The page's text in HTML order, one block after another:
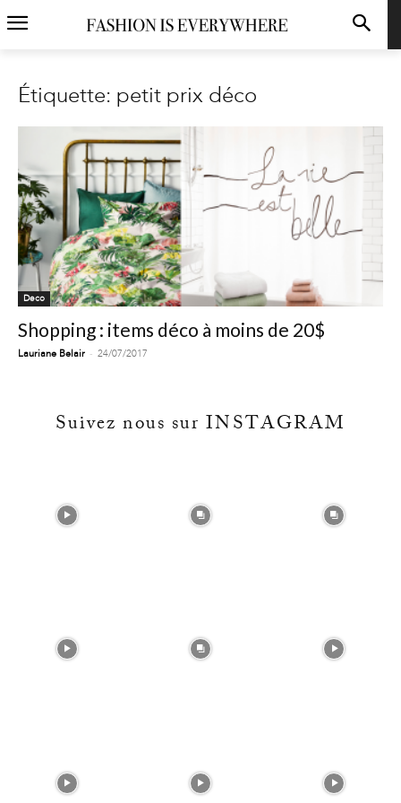
Étiquette: petit prix déco
Deco
Shopping : items déco à moins de 20$
Lauriane Belair - 24/07/2017
Suivez nous sur INSTAGRAM